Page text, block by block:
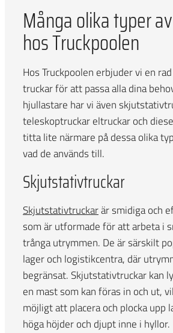
Många olika typer
hos Truckpoolen
Hos Truckpoolen erbjuder vi en
truckar för att passa alla dina
hjullastare har vi även
teleskoptruckar eltruckar och
titta lite närmare på dessa olika
vad de används till.
Skjutstativtruckar
Skjutstativtruckarär smidiga och
som är utformade för att arbeta i
trånga utrymmen. De är särskilt
lager och logistikcentra, där
begränsat. Skjutstativtruckar kan
en mast som kan föras in och ut,
möjligt att placera och plocka upp
höga höjder och djupt inne i hyllor.